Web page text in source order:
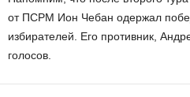
от ПСРМ Ион Чебан одержал
избирателей. Его противник,
голосов.